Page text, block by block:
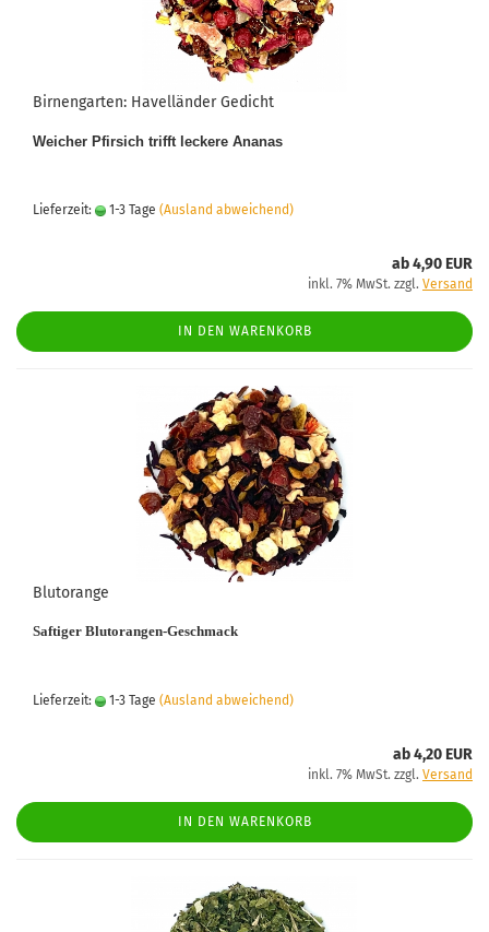
Birnengarten: Havelländer Gedicht
Weicher Pfirsich trifft leckere Ananas
Lieferzeit: 1-3 Tage (Ausland abweichend)
ab 4,90 EUR
inkl. 7% MwSt. zzgl. Versand
IN DEN WARENKORB
Blutorange
Saftiger Blutorangen-Geschmack
Lieferzeit: 1-3 Tage (Ausland abweichend)
ab 4,20 EUR
inkl. 7% MwSt. zzgl. Versand
IN DEN WARENKORB